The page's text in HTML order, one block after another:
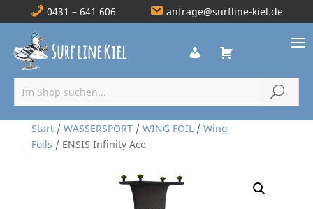
0431 – 641 606 anfrage@surfline-kiel.de
Start/ WASSERSPORT/ WING FOIL/ Wing
Foils / ENSIS Infinity Ace